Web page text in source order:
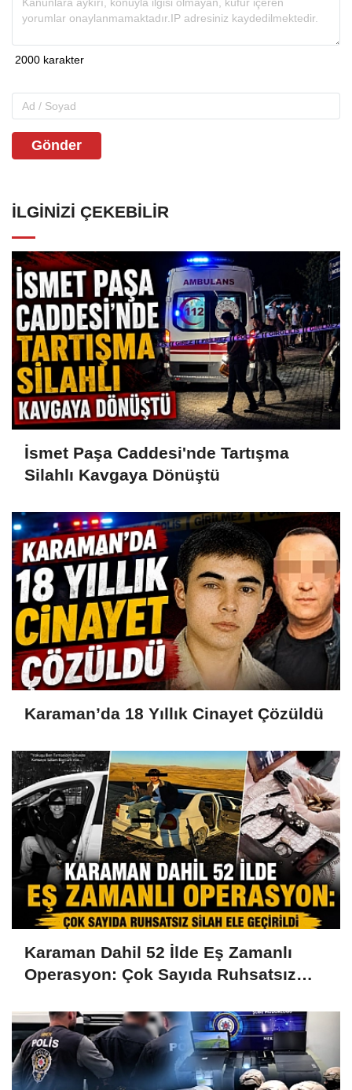
Gönder
İLGINIZI ÇEKEBILIR
İsmet Paşa Caddesi'nde Tartışma
Silahlı Kavgaya Dönüştü
Karaman’da 18 Yıllık Cinayet Çözüldü
Karaman Dahil 52 İlde Eş Zamanlı
Operasyon: Çok Sayıda Ruhsatsız